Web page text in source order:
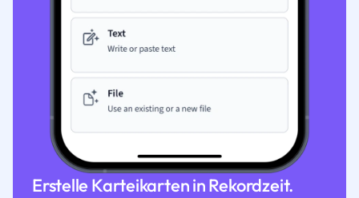
Erstelle Karteikarten in Rekordzeit.